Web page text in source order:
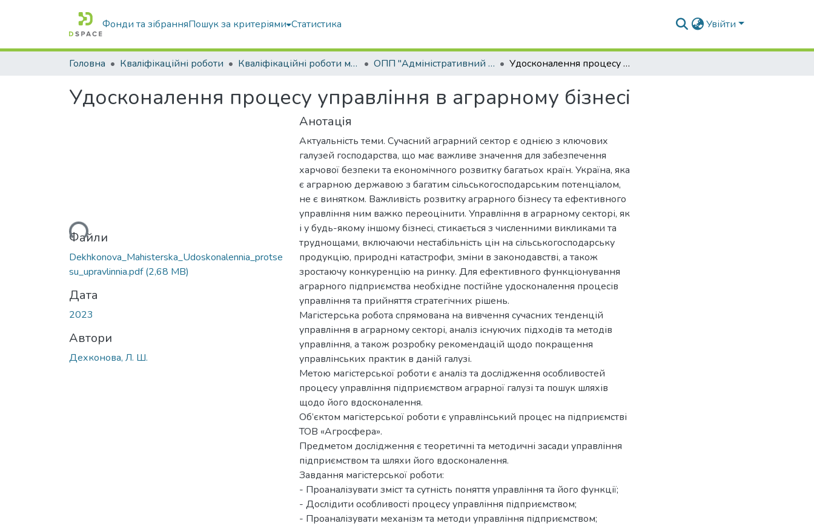
Фонди та зібранняПошук за критеріями Статистика Увійти
Головна Кваліфікаційні роботи Кваліфікаційні роботи магістрів ОПП "Адміністративний менеджмент" Удосконалення процесу управління в аграрному бізнесі
Удосконалення процесу управління в аграрному бізнесі
Вантажиться...
Файли
Dekhkonova_Mahisterska_Udoskonalennia_protse
su_upravlinnia.pdf(2,68 MB)
Дата
2023
Автори
Дехконова, Л. Ш.
Анотація
Актуальність теми. Сучасний аграрний сектор є однією з ключових
галузей господарства, що має важливе значення для забезпечення
харчової безпеки та економічного розвитку багатьох країн. Україна, яка
є аграрною державою з багатим сільськогосподарським потенціалом,
не є винятком. Важливість розвитку аграрного бізнесу та ефективного
управління ним важко переоцінити. Управління в аграрному секторі, як
і у будь-якому іншому бізнесі, стикається з численними викликами та
труднощами, включаючи нестабільність цін на сільськогосподарську
продукцію, природні катастрофи, зміни в законодавстві, а також
зростаючу конкуренцію на ринку. Для ефективного функціонування
аграрного підприємства необхідне постійне удосконалення процесів
управління та прийняття стратегічних рішень.
Магістерська робота спрямована на вивчення сучасних тенденцій
управління в аграрному секторі, аналіз існуючих підходів та методів
управління, а також розробку рекомендацій щодо покращення
управлінських практик в даній галузі.
Метою магістерської роботи є аналіз та дослідження особливостей
процесу управління підприємством аграрної галузі та пошук шляхів
щодо його вдосконалення.
Об’єктом магістерської роботи є управлінський процес на підприємстві
ТОВ «Агросфера».
Предметом дослідження є теоретичні та методичні засади управління
підприємством та шляхи його вдосконалення.
Завдання магістерської роботи:
- Проаналізувати зміст та сутність поняття управління та його функції;
- Дослідити особливості процесу управління підприємством;
- Проаналізувати механізм та методи управління підприємством;